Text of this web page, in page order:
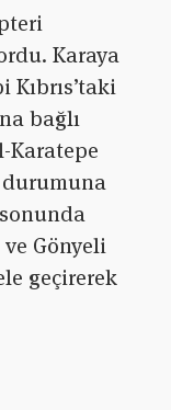
Karaya
bağlı
Karatepe
durumuna
Gönyeli
geçirerek